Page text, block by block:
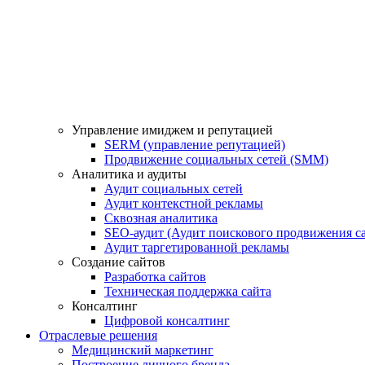
Управление имиджем и репутацией
SERM (управление репутацией)
Продвижение социальных сетей (SMM)
Аналитика и аудиты
Аудит социальных сетей
Аудит контекстной рекламы
Сквозная аналитика
SEO-аудит (Аудит поискового продвижения
Аудит таргетированной рекламы
Создание сайтов
Разработка сайтов
Техническая поддержка сайта
Консалтинг
Цифровой консалтинг
Отраслевые решения
Медицинский маркетинг